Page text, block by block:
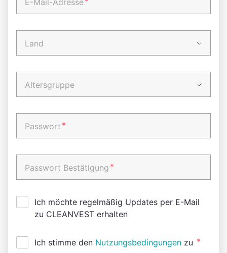
E-Mail-Adresse
Land
Altersgruppe
Passwort *
Passwort Bestätigung *
Ich möchte regelmäßig Updates per E-Mail
zu CLEANVEST erhalten
Ich stimme den Nutzungsbedingungen zu *